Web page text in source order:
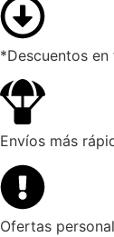
*Descuentos
Envíos más
Ofertas